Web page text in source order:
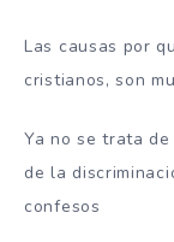
Las causas por
cristianos, son
Ya no se trata
de la
confesos